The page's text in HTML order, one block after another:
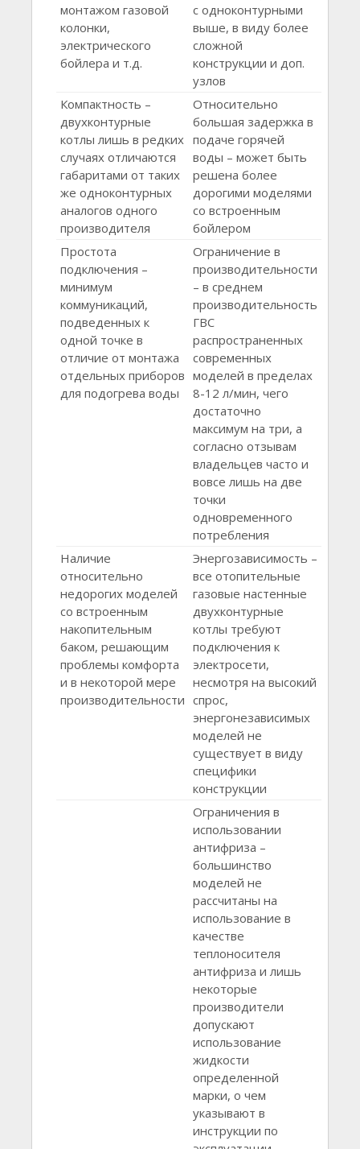
монтажом газовой
колонки,
электрического
бойлера и т.д.
с одноконтурными
выше, в виду более
сложной
конструкции и доп.
узлов
Компактность –
двухконтурные
котлы лишь в редких
случаях отличаются
габаритами от таких
же одноконтурных
аналогов одного
производителя
Относительно
большая задержка в
подаче горячей
воды – может быть
решена более
дорогими моделями
со встроенным
бойлером
Простота
подключения –
минимум
коммуникаций,
подведенных к
одной точке в
отличие от монтажа
отдельных приборов
для подогрева воды
Ограничение в
производительности
– в среднем
производительность
ГВС
распространенных
современных
моделей в пределах
8-12 л/мин, чего
достаточно
максимум на три, а
согласно отзывам
владельцев часто и
вовсе лишь на две
точки
одновременного
потребления
Наличие
относительно
недорогих моделей
со встроенным
накопительным
баком, решающим
проблемы комфорта
и в некоторой мере
производительности
Энергозависимость –
все отопительные
газовые настенные
двухконтурные
котлы требуют
подключения к
электросети,
несмотря на высокий
спрос,
энергонезависимых
моделей не
существует в виду
специфики
конструкции
Ограничения в
использовании
антифриза –
большинство
моделей не
рассчитаны на
использование в
качестве
теплоносителя
антифриза и лишь
некоторые
производители
допускают
использование
жидкости
определенной
марки, о чем
указывают в
инструкции по